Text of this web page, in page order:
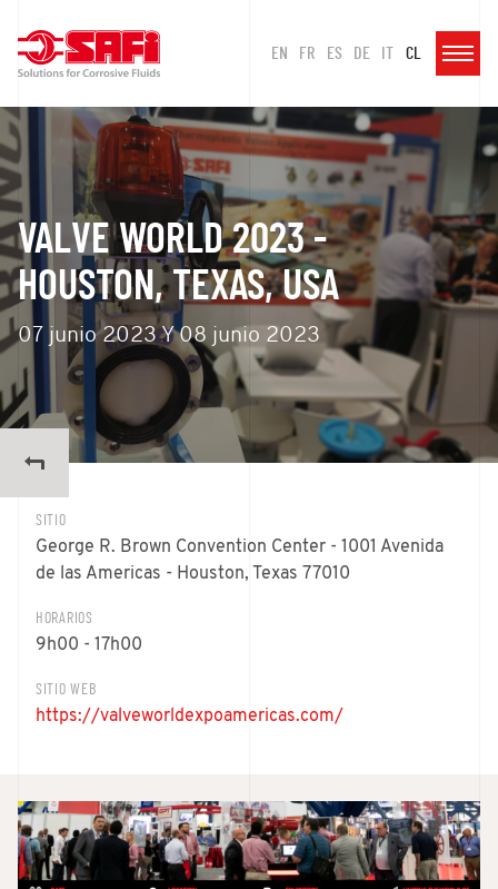
EN FR ES DE IT CL
VALVE WORLD 2023 -
HOUSTON, TEXAS, USA
07 junio 2023 Y 08 junio 2023
SITIO
George R. Brown Convention Center - 1001 Avenida
de las Americas - Houston, Texas 77010
HORARIOS
9h00 - 17h00
SITIO WEB
https://valveworldexpoamericas.com/